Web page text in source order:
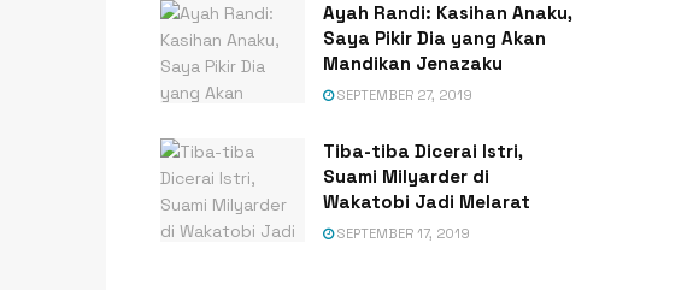
Ayah Randi: Kasihan Anaku,
Saya Pikir Dia yang Akan
Mandikan Jenazaku
SEPTEMBER 27, 2019
Tiba-tiba Dicerai Istri,
Suami Milyarder di
Wakatobi Jadi Melarat
SEPTEMBER 17, 2019